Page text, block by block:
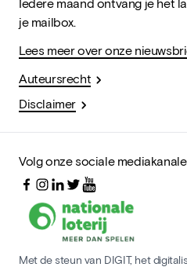
je mailbox.
Lees meer over onze
Auteursrecht
Disclaimer
Volg onze sociale
Met de steun van DIGIT, het